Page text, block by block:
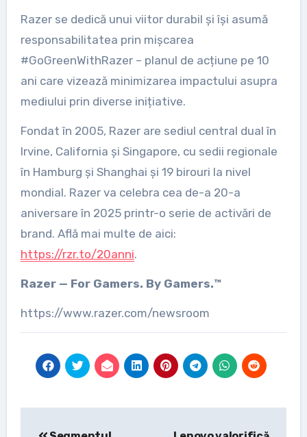
Razer se dedică unui viitor durabil și își asumă
responsabilitatea prin mișcarea
#GoGreenWithRazer – planul de acțiune pe 10
ani care vizează minimizarea impactului asupra
mediului prin diverse inițiative.
Fondat în 2005, Razer are sediul central dual în
Irvine, California și Singapore, cu sedii regionale
în Hamburg și Shanghai și 19 birouri la nivel
mondial. Razer va celebra cea de-a 20-a
aniversare în 2025 printr-o serie de activări de
brand. Află mai multe de aici:
https://rzr.to/20anni.
Razer — For Gamers. By Gamers.™
https://www.razer.com/newsroom